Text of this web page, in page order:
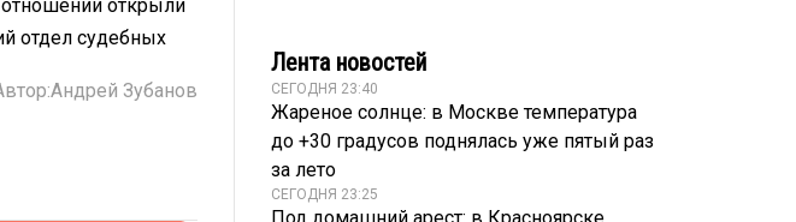
отношении открыли
отдел судебных
Андрей Зубанов
Лента новостей
СЕГОДНЯ 23:40
Жареное солнце: в Москве температура
до +30 градусов поднялась уже пятый раз
за лето
СЕГОДНЯ 23:25